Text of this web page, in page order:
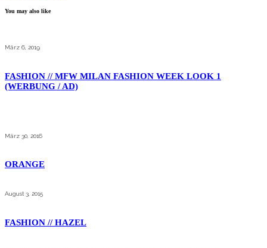
You may also like
März 6, 2019
FASHION // MFW MILAN FASHION WEEK LOOK 1
(WERBUNG / AD)
März 30, 2016
ORANGE
August 3, 2015
FASHION // HAZEL